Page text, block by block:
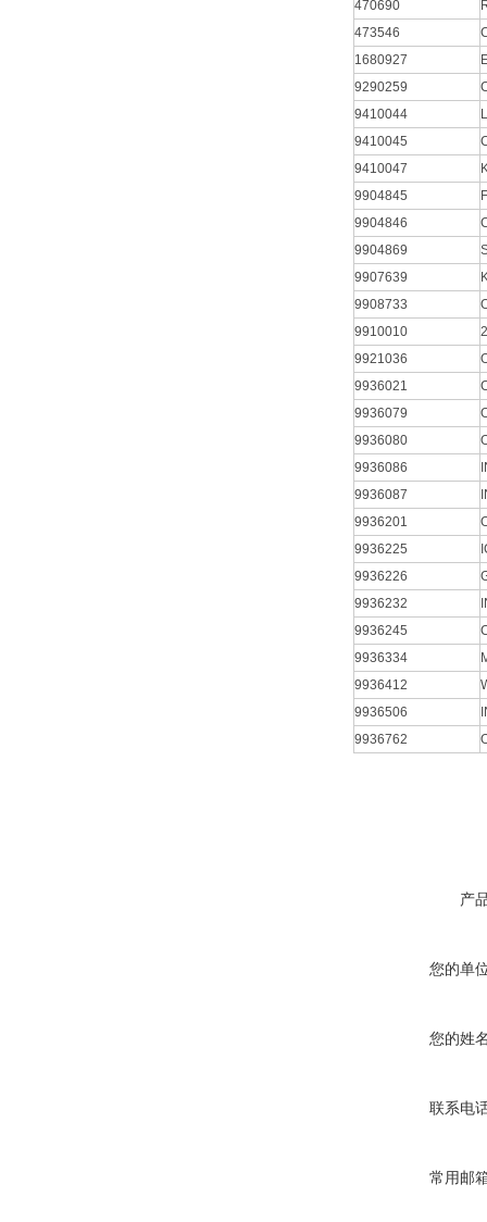
470690
473546
1680927
9290259
9410044
9410045
9410047
9904845
9904846
9904869
9907639
9908733
9910010
9921036
9936021
9936079
9936080
9936086
9936087
9936201
9936225
9936226
9936232
9936245
9936334
9936412
9936506
9936762
产
您的单
您的姓
联系电
常用邮